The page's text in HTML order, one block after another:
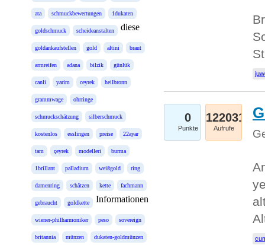
ata schmuckbewertungen 1dukaten
goldschmuck scheideanstalten
goldankaufstellen gold altini braut
armreifen adana bilzik günlük
canli yarim ceyrek heilbronn
grammwage ohrringe
schmuckschätzung silberschmuck
kostenlos esslingen preise 22ayar
tam çeyrek modelleri burma
1brillant palladium weißgold ring
damenring schätzen kette fachmann
gebraucht goldkette
wiener-philharmoniker peso sovereign
britannia münzen dukaten-goldmünzen
diese
Informationen
0
Punkte
122031
Aufrufe